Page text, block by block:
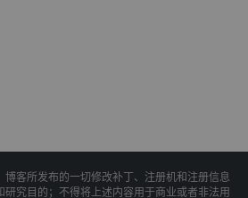
博客所发布的一切修改补丁、注册机和注册信息
究目的；不得将上述内容用于商业或者非法用